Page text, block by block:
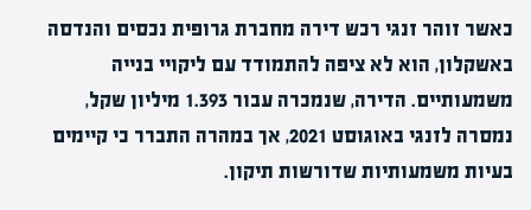
כאשר זוהר זנגי רכש דירה מחברת גרופית נכסים והנדסה
באשקלון, הוא לא ציפה להתמודד עם ליקויי בנייה
משמעותיים. הדירה, שנמכרה עבור 1.393 מיליון שקל,
נמסרה לזנגי באוגוסט 2021, אך במהרה התברר כי קיימים
בעיות משמעותיות שדורשות תיקון.